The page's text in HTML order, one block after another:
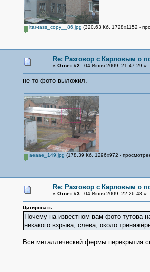
itar-tass_copy__86.jpg (320.63 Кб, 1728x1152 -
Re: Разговор с Карловым о
« Ответ #2 : 04 Июня 2009, 21:47:29 »
не то фото выложил.
aeaae_149.jpg (178.39 Кб, 1296x972 -
Re: Разговор с Карловым о
« Ответ #3 : 04 Июня 2009, 22:26:48 »
Цитировать
Почему на известном вам фото тутова
никакого взрыва, слева, около
Все металлический фермы перекрытия